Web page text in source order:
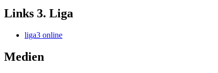
Links 3. Liga
liga3 online
Medien